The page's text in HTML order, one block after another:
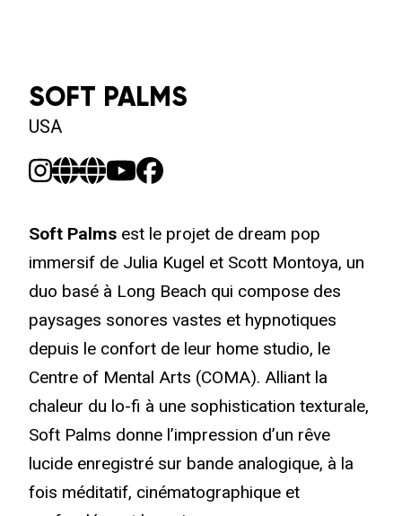
SOFT PALMS
USA
Soft Palms est le projet de dream pop
immersif de Julia Kugel et Scott Montoya, un
duo basé à Long Beach qui compose des
paysages sonores vastes et hypnotiques
depuis le confort de leur home studio, le
Centre of Mental Arts (COMA). Alliant la
chaleur du lo-fi à une sophistication texturale,
Soft Palms donne l’impression d’un rêve
lucide enregistré sur bande analogique, à la
fois méditatif, cinématographique et